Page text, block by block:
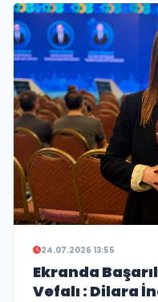
24.07.2026 13:55
Ekranda
Vefalı : Dilara